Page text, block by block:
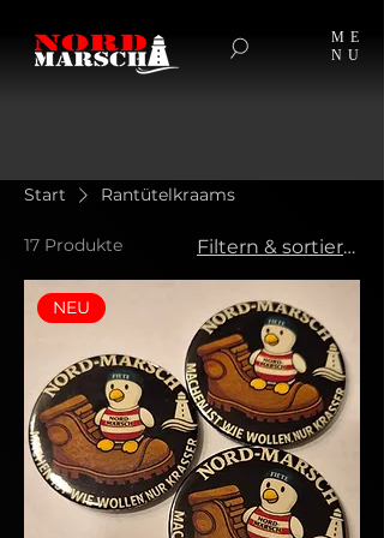
ME
NU
Start Rantütelkraams
17 Produkte Filtern & sortieren
NEU